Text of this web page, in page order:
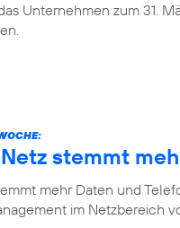
Unternehmen zum 31.
Netz stemmt
mehr Daten und
im Netzbereich